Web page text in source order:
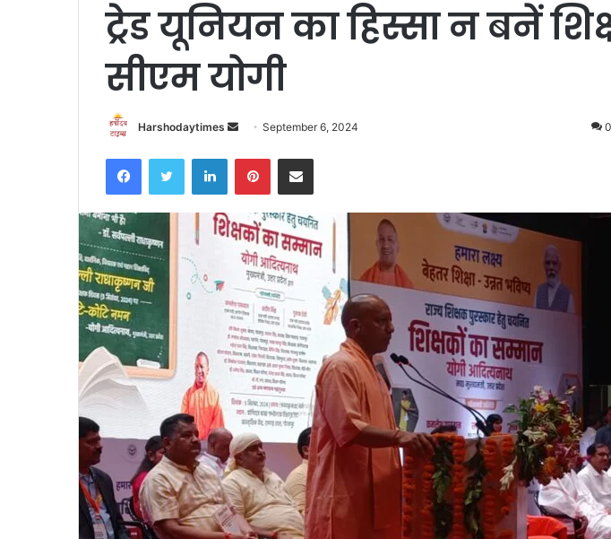
ट्रेड यूनियन का हिस्सा न बनें
सीएम योगी
Harshodaytimes
Send
email
September 6, 2024 0
FacebookTwitter LinkedInPinterestShare via Email